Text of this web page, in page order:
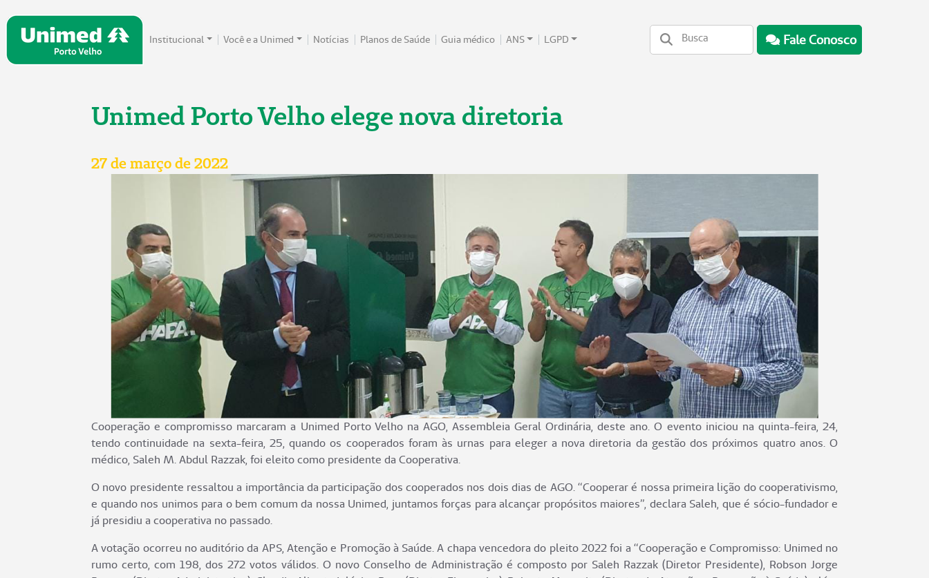
Institucional Você e a Unimed Notícias Planos de Saúde Guia médico ANS LGPD Fale Conosco
Unimed Porto Velho elege nova diretoria
27 de março de 2022
Cooperação e compromisso marcaram a Unimed Porto Velho na AGO, Assembleia Geral Ordinária, deste ano. O evento iniciou na quinta-feira, 24,
tendo continuidade na sexta-feira, 25, quando os cooperados foram às urnas para eleger a nova diretoria da gestão dos próximos quatro anos. O
médico, Saleh M. Abdul Razzak, foi eleito como presidente da Cooperativa.
O novo presidente ressaltou a importância da participação dos cooperados nos dois dias de AGO. “Cooperar é nossa primeira lição do cooperativismo,
e quando nos unimos para o bem comum da nossa Unimed, juntamos forças para alcançar propósitos maiores”, declara Saleh, que é sócio-fundador e
já presidiu a cooperativa no passado.
A votação ocorreu no auditório da APS, Atenção e Promoção à Saúde. A chapa vencedora do pleito 2022 foi a “Cooperação e Compromisso: Unimed no
rumo certo, com 198, dos 272 votos válidos. O novo Conselho de Administração é composto por Saleh Razzak (Diretor Presidente), Robson Jorge